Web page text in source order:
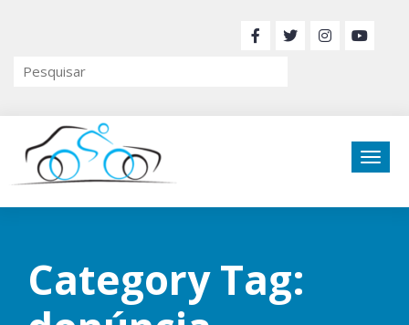
Category Tag: